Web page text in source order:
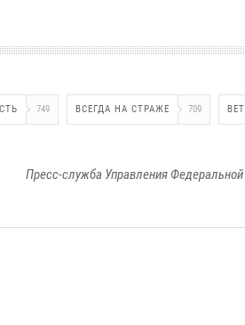
749 ВСЕГДА НА СТРАЖЕ 709
Пресс-служба Управления